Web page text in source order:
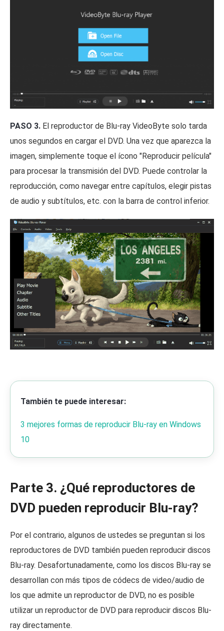
PASO 3. El reproductor de Blu-ray VideoByte solo tarda
unos segundos en cargar el DVD. Una vez que aparezca la
imagen, simplemente toque el ícono "Reproducir película"
para procesar la transmisión del DVD. Puede controlar la
reproducción, como navegar entre capítulos, elegir pistas
de audio y subtítulos, etc. con la barra de control inferior.
También te puede interesar:
3 mejores formas de reproducir Blu-ray en Windows
10
Parte 3. ¿Qué reproductores de
DVD pueden reproducir Blu-ray?
Por el contrario, algunos de ustedes se preguntan si los
reproductores de DVD también pueden reproducir discos
Blu-ray. Desafortunadamente, como los discos Blu-ray se
desarrollan con más tipos de códecs de video/audio de
los que admite un reproductor de DVD, no es posible
utilizar un reproductor de DVD para reproducir discos Blu-
ray directamente.